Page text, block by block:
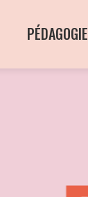
PÉDAGOGIE